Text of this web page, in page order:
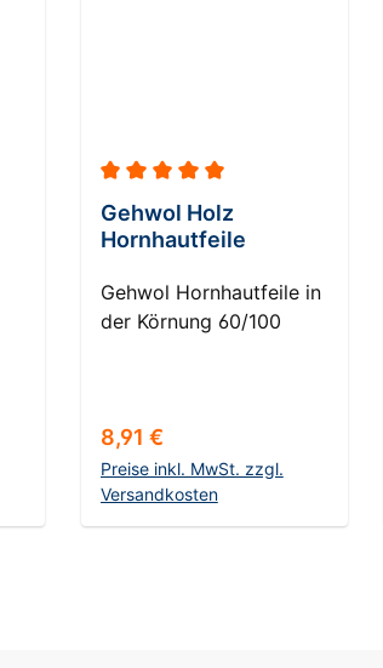
Durchschnittliche Bewertung
Gehwol Holz
Hornhautfeile
Gehwol Hornhautfeile in
der Körnung 60/100
Regulärer Preis:
8,91 €
Preise inkl. MwSt. zzgl.
Versandkosten